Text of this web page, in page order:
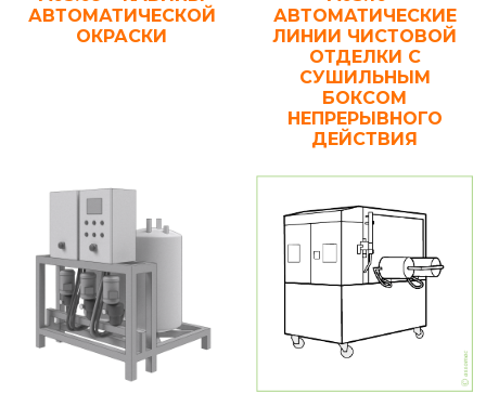
АВТОМАТИЧЕСКОЙ
ОКРАСКИ
АВТОМАТИЧЕСКИЕ
ЛИНИИ ЧИСТОВОЙ
ОТДЕЛКИ С
СУШИЛЬНЫМ
БОКСОМ
НЕПРЕРЫВНОГО
ДЕЙСТВИЯ